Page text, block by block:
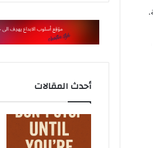
أحدث المقالات